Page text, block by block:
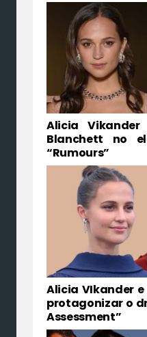
Alicia
Blanchett no
“Rumours”
Alicia VIkander
protagonizar o
Assessment”